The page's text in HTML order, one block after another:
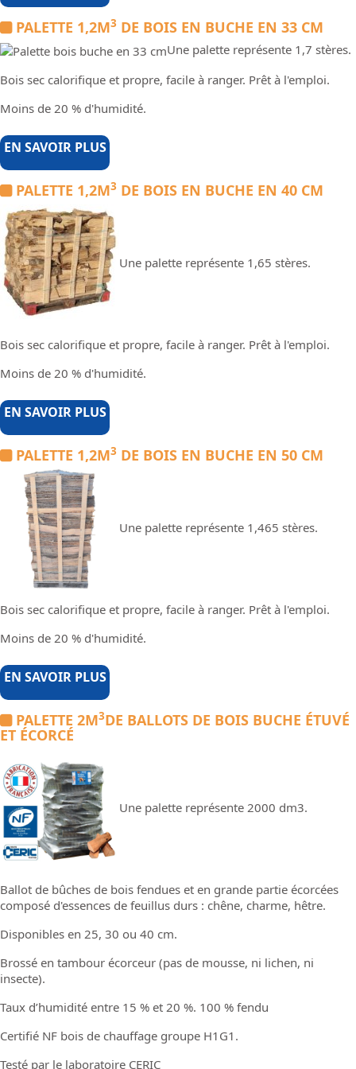
PALETTE 1,2M3 DE BOIS EN BUCHE EN 33 CM
Une palette représente 1,7 stères.
Bois sec calorifique et propre, facile à ranger. Prêt à l'emploi.
Moins de 20 % d'humidité.
EN SAVOIR PLUS
PALETTE 1,2M3 DE BOIS EN BUCHE EN 40 CM
Une palette représente 1,65 stères.
Bois sec calorifique et propre, facile à ranger. Prêt à l'emploi.
Moins de 20 % d'humidité.
EN SAVOIR PLUS
PALETTE 1,2M3 DE BOIS EN BUCHE EN 50 CM
Une palette représente 1,465 stères.
Bois sec calorifique et propre, facile à ranger. Prêt à l'emploi.
Moins de 20 % d'humidité.
EN SAVOIR PLUS
PALETTE 2M3DE BALLOTS DE BOIS BUCHE ÉTUVÉ
ET ÉCORCÉ
Une palette représente 2000 dm3.
Ballot de bûches de bois fendues et en grande partie écorcées
composé d'essences de feuillus durs : chêne, charme, hêtre.
Disponibles en 25, 30 ou 40 cm.
Brossé en tambour écorceur (pas de mousse, ni lichen, ni
insecte).
Taux d’humidité entre 15 % et 20 %. 100 % fendu
Certifié NF bois de chauffage groupe H1G1.
Testé par le laboratoire CERIC